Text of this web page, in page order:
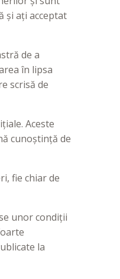
și ați acceptat
de a
în lipsa
scrisă de
Aceste
cunoștință de
fie chiar de
unor condiții
la